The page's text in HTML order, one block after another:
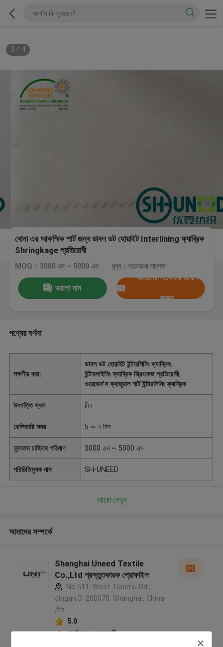
3 / 4
বোনা এর আকস্মিক শার্ট জন্য ডাবল ডট হোয়াইট Interlining ফ্যাব্রিক
Shringkage প্রতিরোধী
MOQ：3000 এম ~ 5000 এম মূল্য：আলোচনা সাপেক্ষ
ভালো দাম
আমাদের সাথে যোগাযোগ
করুন
পণ্যের বর্ণনা
লক্ষণীয় করা:
ডাবল ডট হোয়াইট ইন্টারলিনিং ফ্যাব্রিক,
ইন্টারলাইনিং ফ্যাব্রিক স্ক্রিংকেজ প্রতিরোধী,
ওয়েভেন'স ক্যাজুয়াল শার্ট ইন্টারলিনিং ফ্যাব্রিক
উৎপত্তি স্থল চীন
ডেলিভারি সময় 5 ~ ৭ দিন
ন্যূনতম চাহিদার পরিমাণ 3000 এম ~ 5000 এম
পরিচিতিমুলক নাম SH-UNEED
আরো দেখুন
আমাদের সম্পর্কে
Shanghai Uneed Textile
Co.,Ltd প্রস্তুতকারক প্রোফাইল
No.511, West Tianmu Rd.,
Jingan D. 200070, Shanghai, China
,চীন
5.0
যাচাইকৃত সরবরাহকারী